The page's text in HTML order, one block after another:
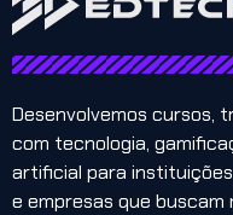
Desenvolvemos cursos,
com tecnologia,
artificial para
e empresas que